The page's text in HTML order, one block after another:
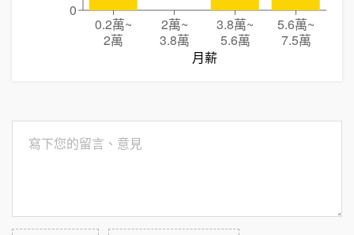
0.2萬~
2萬
2萬~
3.8萬
3.8萬~
5.6萬
5.6萬~
7.5萬
月薪
0